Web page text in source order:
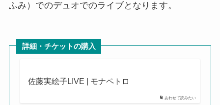
ふみ）でのデュオでのライブとなります。
詳細・チケットの購入
あわせて読みたい
佐藤実絵子LIVE | モナペトロ